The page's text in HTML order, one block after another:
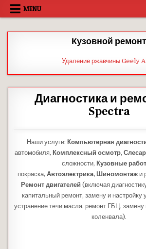
Skip
MENU
Кузовной ремонт
Удаление ржавчины Geely
Диагностика и
Spectra
Наши услуги: Компьютерная
автомобиля, Комплексный осмотр,
сложности, Кузовные
покраска, Автоэлектрика, Шиномонтаж и
Ремонт двигателей (включая
капитальный ремонт, замену и настройку
устранение течи масла, ремонт ГБЦ,
коленвала).